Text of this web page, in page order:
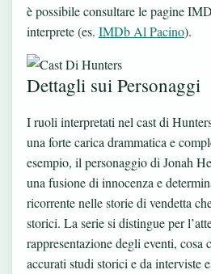
è possibile consultare le pagine
interprete (es. IMDb Al Pacino).
Dettagli sui Personaggi
I ruoli interpretati nel cast di
una forte carica drammatica e
esempio, il personaggio di Jonah
una fusione di innocenza e
ricorrente nelle storie di vendetta
storici. La serie si distingue per
rappresentazione degli eventi, cosa
accurati studi storici e da interviste